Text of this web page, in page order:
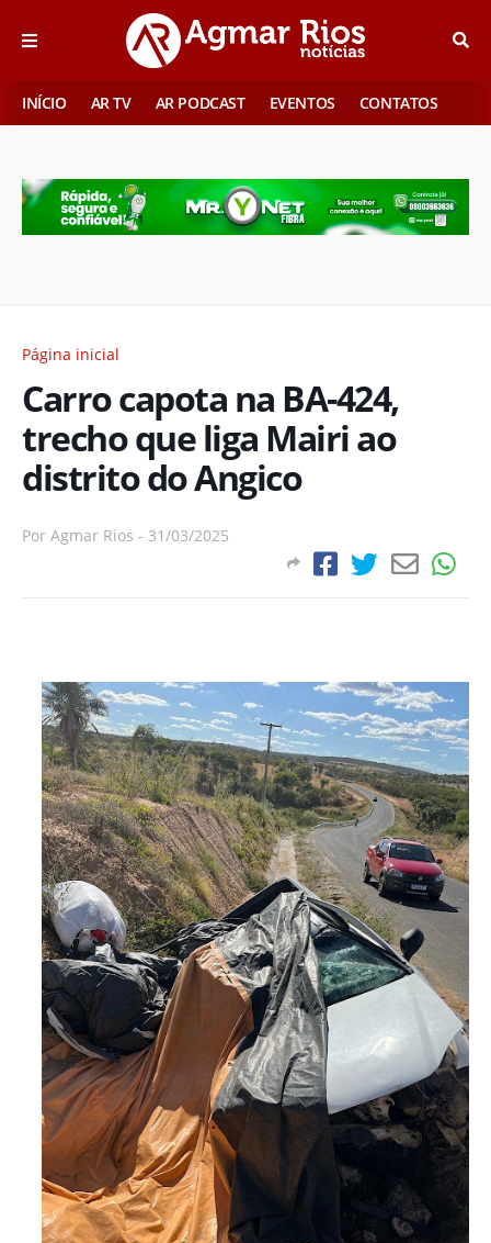
INÍCIO AR TV AR PODCAST EVENTOS CONTATOS
Página inicial
Carro capota na BA-424,
trecho que liga Mairi ao
distrito do Angico
Por Agmar Rios - 31/03/2025